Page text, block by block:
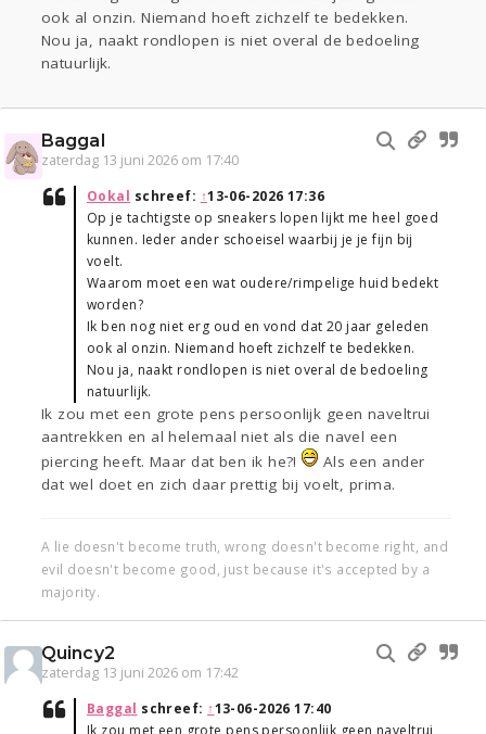
ook al onzin. Niemand hoeft zichzelf te bedekken.
Nou ja, naakt rondlopen is niet overal de bedoeling
natuurlijk.
Baggal
zaterdag 13 juni 2026 om 17:40
Ookal schreef: ↑13-06-2026 17:36
Op je tachtigste op sneakers lopen lijkt me heel goed
kunnen. Ieder ander schoeisel waarbij je je fijn bij
voelt.
Waarom moet een wat oudere/rimpelige huid bedekt
worden?
Ik ben nog niet erg oud en vond dat 20 jaar geleden
ook al onzin. Niemand hoeft zichzelf te bedekken.
Nou ja, naakt rondlopen is niet overal de bedoeling
natuurlijk.
Ik zou met een grote pens persoonlijk geen naveltrui
aantrekken en al helemaal niet als die navel een
piercing heeft. Maar dat ben ik he?!
Als een ander
dat wel doet en zich daar prettig bij voelt, prima.
A lie doesn't become truth, wrong doesn't become right, and
evil doesn't become good, just because it's accepted by a
majority.
Quincy2
zaterdag 13 juni 2026 om 17:42
Baggal schreef: ↑13-06-2026 17:40